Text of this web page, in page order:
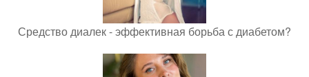
Средство диалек - эффективная борьба с диабетом?